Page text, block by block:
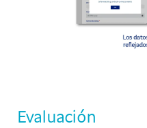
Evaluación